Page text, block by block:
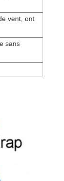
vent, ont
sans